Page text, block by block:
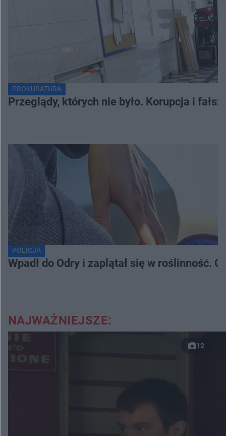
PROKURATURA
Przeglądy, których nie było. Korupcja i
POLICJA
Wpadł do Odry i zaplątał się w roślinność.
NAJWAŻNIEJSZE:
12